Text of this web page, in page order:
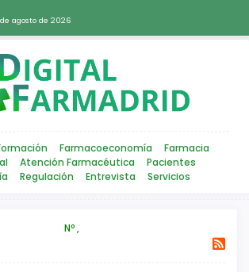
agosto de 2026
Farmacoeconomía
Farmacia
Atención Farmacéutica
Pacientes
Regulación Entrevista Servicios
Nº ,